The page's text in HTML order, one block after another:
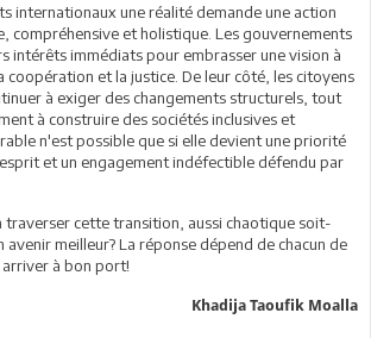
internationaux une réalité demande une action
compréhensive et holistique. Les gouvernements
intérêts immédiats pour embrasser une vision à
coopération et la justice. De leur côté, les citoyens
à exiger des changements structurels, tout
à construire des sociétés inclusives et
n'est possible que si elle devient une priorité
et un engagement indéfectible défendu par
traverser cette transition, aussi chaotique soit-
meilleur? La réponse dépend de chacun de
à bon port!
Khadija Taoufik Moalla